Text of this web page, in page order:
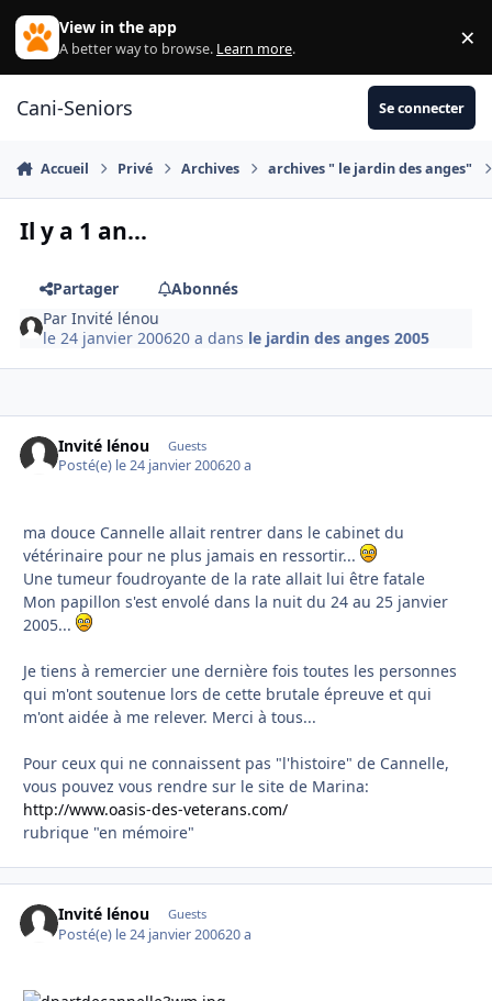
Aller au contenu
View in the app
A better way to browse. Learn more. ×
Cani-Seniors Se connecter
Accueil Privé Archives archives " le jardin des anges"
Il y a 1 an...
Partager
Abonnés
ParInvité lénou
le 24 janvier 200620 a dans le jardin des anges 2005
Invité lénou Guests
Posté(e) le 24 janvier 200620 a
ma douce Cannelle allait rentrer dans le cabinet du
vétérinaire pour ne plus jamais en ressortir...
Une tumeur foudroyante de la rate allait lui être fatale
Mon papillon s'est envolé dans la nuit du 24 au 25 janvier
2005...
Je tiens à remercier une dernière fois toutes les personnes
qui m'ont soutenue lors de cette brutale épreuve et qui
m'ont aidée à me relever. Merci à tous...
Pour ceux qui ne connaissent pas "l'histoire" de Cannelle,
vous pouvez vous rendre sur le site de Marina:
http://www.oasis-des-veterans.com/
rubrique "en mémoire"
Invité lénou Guests
Posté(e) le 24 janvier 200620 a